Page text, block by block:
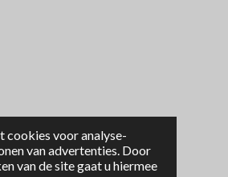
cookies voor analyse-
van advertenties. Door
van de site gaat u hiermee